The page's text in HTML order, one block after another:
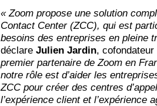
« Zoom propose une solution
Contact Center (ZCC), qui est
besoins des entreprises en pleine
déclare Julien Jardin,
premier partenaire de Zoom en
notre rôle est d’aider les
ZCC pour créer des centres
l’expérience client et l’expérience